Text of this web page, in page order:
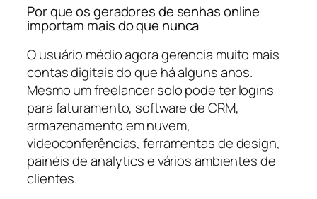
Por que os geradores de senhas online
importam mais do que nunca
O usuário médio agora gerencia muito mais
contas digitais do que há alguns anos.
Mesmo um freelancer solo pode ter logins
para faturamento, software de CRM,
armazenamento em nuvem,
videoconferências, ferramentas de design,
painéis de analytics e vários ambientes de
clientes.